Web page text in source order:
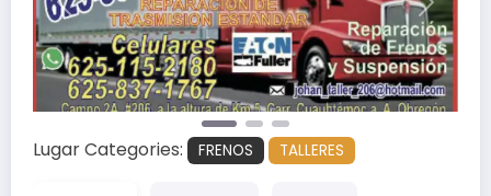
Anterior
Lugar Categories: FRENOS TALLERES